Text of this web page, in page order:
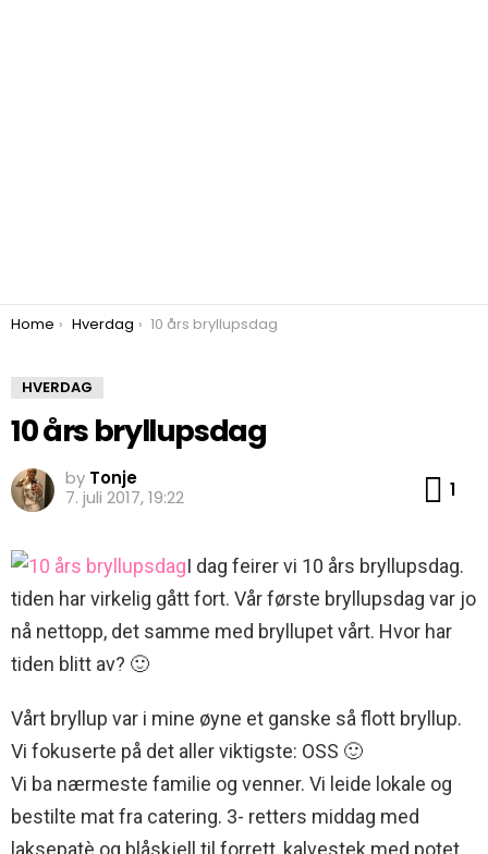
You are here:
Home Hverdag 10 års bryllupsdag
HVERDAG
10 års bryllupsdag
by Tonje
7. juli 2017, 19:22
1
I dag feirer vi 10 års bryllupsdag.
tiden har virkelig gått fort. Vår første bryllupsdag var jo
nå nettopp, det samme med bryllupet vårt. Hvor har
tiden blitt av? 🙂
Vårt bryllup var i mine øyne et ganske så flott bryllup.
Vi fokuserte på det aller viktigste: OSS 🙂
Vi ba nærmeste familie og venner. Vi leide lokale og
bestilte mat fra catering. 3- retters middag med
laksepatè og blåskjell til forrett, kalvestek med potet